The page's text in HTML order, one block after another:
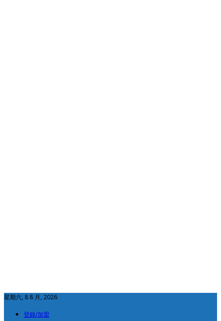
星期六, 8 8 月, 2026
登錄/加盟